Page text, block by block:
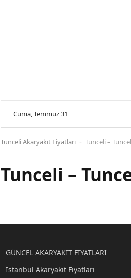
Cuma, Temmuz 31
Tunceli Akaryakıt Fiyatları - Tunceli –
Tunceli –
GÜNCEL AKARYAKIT FİYATLARI
İstanbul Akaryakıt Fiyatları